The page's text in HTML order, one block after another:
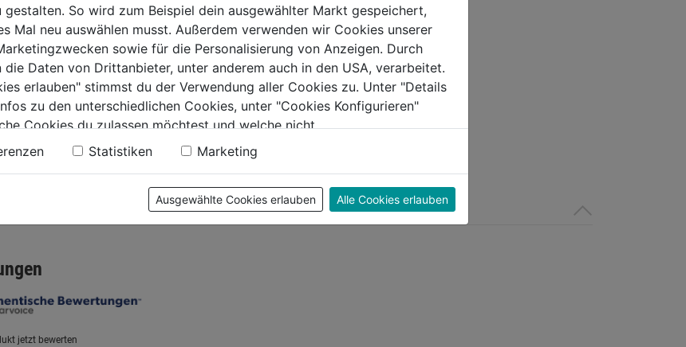
Color Pullex Color Holzfarbe
(0)
0.0
von
5
Sternen.
40,99€
So wird zum Beispiel dein ausgewählter Markt gespeichert,
Mal neu auswählen musst. Außerdem verwenden wir Cookies unserer
sowie für die Personalisierung von Anzeigen. Durch
Daten von Drittanbieter, unter anderem auch in den USA, verarbeitet.
erlauben" stimmst du der Verwendung aller Cookies zu. Unter "Details
zu den unterschiedlichen Cookies, unter "Cookies Konfigurieren"
Cookies du zulassen möchtest und welche nicht.
du in unserer Datenschutzerklärung
Statistiken Marketing
Ausgewählte Cookies erlauben Alle Cookies erlauben